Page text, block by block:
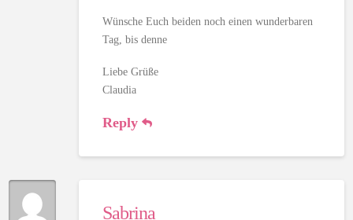
Wünsche Euch beiden noch einen wunderbaren
Tag, bis denne
Liebe Grüße
Claudia
Reply
Sabrina